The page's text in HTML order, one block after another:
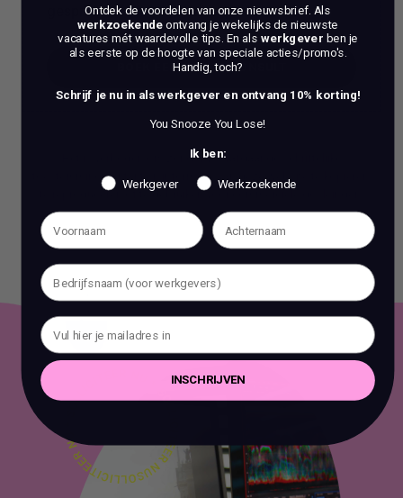
gesprek met 1 van onze experts.
BOEK EEN 70 MIN CONSULT
Het is verboden om zonder voorafgaande schriftelijke
toestemming content en informatie van deze website te kopiëren,
te reproduceren of te gebruiken voor commerciële doeleinden.
Ontdek de voordelen van onze nieuwsbrief. Als
werkzoekendeontvang je wekelijks de nieuwste
vacatures mét waardevolle tips. En als werkgever ben je
als eerste op de hoogte van speciale acties/promo's.
Handig, toch?
Schrijf je nu in als werkgever en ontvang 10% korting!
You Snooze You Lose!
Ik ben:
Werkgever Werkzoekende
INSCHRIJVEN